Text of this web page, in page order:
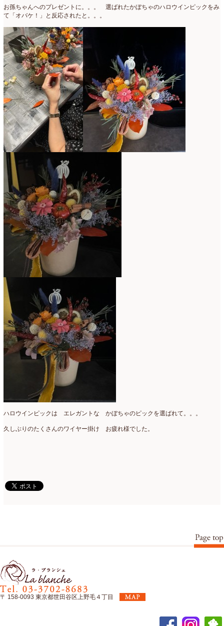
お孫ちゃんへのプレゼントに。。。 選ばれたかぼちゃのハロウインピックをみ
て「オバケ！」と反応されたと。。。
ハロウインピックは エレガントな かぼちゃのピックを選ばれて。。。
久しぶりのたくさんのワイヤー掛け お疲れ様でした。
〒 158-0093 東京都世田谷区上野毛４丁目